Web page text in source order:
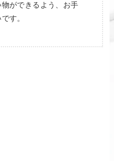
ができるよう、お手
す。